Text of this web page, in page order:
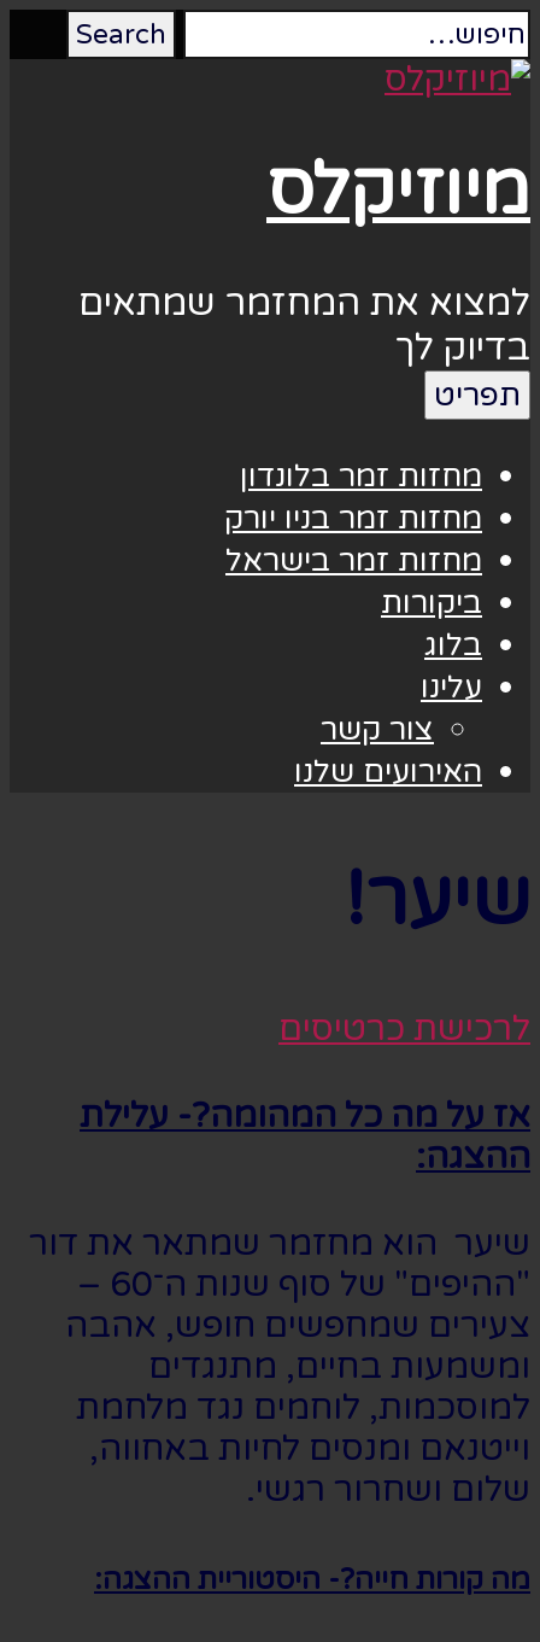
מיוזיקלס
למצוא את המחזמר שמתאים
בדיוק לך
תפריט
מחזות זמר בלונדון
מחזות זמר בניו יורק
מחזות זמר בישראל
ביקורות
בלוג
עלינו
צור קשר
האירועים שלנו
שיער!
לרכישת כרטיסים
אז על מה כל המהומה?- עלילת
ההצגה:
שיער הוא מחזמר שמתאר את דור
"ההיפים" של סוף שנות ה־60 –
צעירים שמחפשים חופש, אהבה
ומשמעות בחיים, מתנגדים
למוסכמות, לוחמים נגד מלחמת
וייטנאם ומנסים לחיות באחווה,
שלום ושחרור רגשי.
מה קורות חייה?- היסטוריית ההצגה: